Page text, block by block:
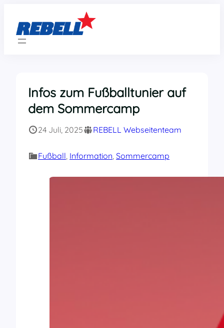
springen
Infos zum Fußballtunier auf
dem Sommercamp
24 Juli, 2025 REBELL Webseitenteam
Fußball Information Sommercamp